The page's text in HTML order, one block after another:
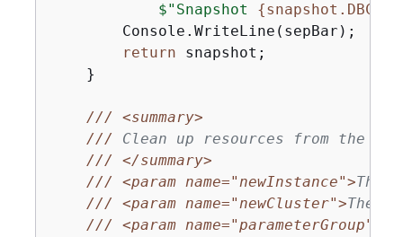
$"Snapshot {
        Console.WriteLine(sepBar);
return snapshot;
    }
///
<summary>
/// Clean up resources from the
///
</summary>
///
<param name="newInstance">The
///
<param name="newCluster">The
///
<param name="parameterGroup">